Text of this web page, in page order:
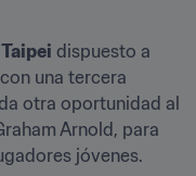
dispuesto a
una tercera
otra oportunidad al
Arnold, para
jóvenes.